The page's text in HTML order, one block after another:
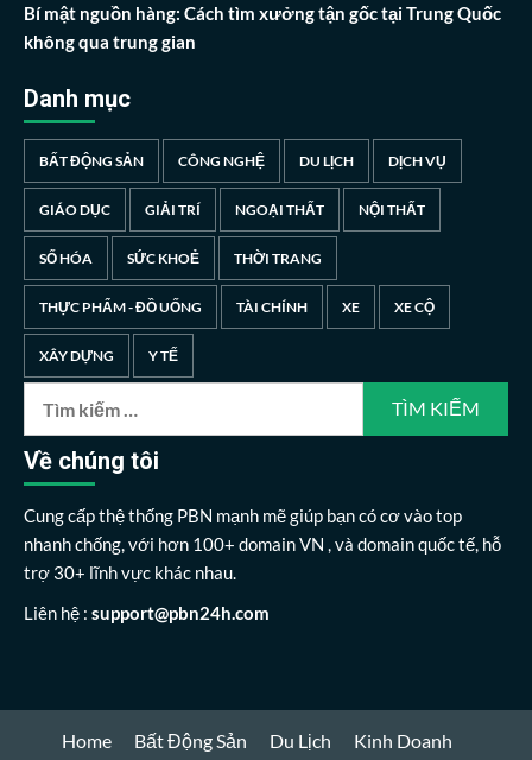
Bí mật nguồn hàng: Cách tìm xưởng tận gốc tại Trung Quốc
không qua trung gian
Danh mục
BẤT ĐỘNG SẢN CÔNG NGHỆ DU LỊCH DỊCH VỤ
GIÁO DỤC GIẢI TRÍ NGOẠI THẤT NỘI THẤT
SỐ HÓA SỨC KHOẺ THỜI TRANG
THỰC PHẨM - ĐỒ UỐNG TÀI CHÍNH XE XE CỘ
XÂY DỰNG Y TẾ
cho:
Về chúng tôi
Cung cấp thệ thống PBN mạnh mẽ giúp bạn có cơ vào top
nhanh chống, với hơn 100+ domain VN , và domain quốc tế, hỗ
trợ 30+ lĩnh vực khác nhau.
Liên hệ : support@pbn24h.com
Home Bất Động Sản Du Lịch
Kinh Doanh